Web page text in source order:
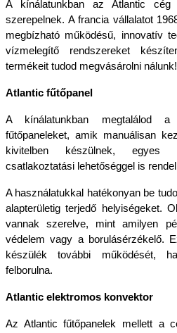
A kínálatunkban az Atlantic
szerepelnek. A francia vállalatot
megbízható működésű, innovatív
vízmelegítő rendszereket
termékeit tudod megvásárolni nálunk!
Atlantic fűtőpanel
A kínálatunkban megtalálod
fűtőpaneleket, amik manuálisan
kivitelben készülnek, egyes
csatlakoztatási lehetőséggel is
A használatukkal hatékonyan be
alapterületig terjedő helyiségeket.
vannak szerelve, mint amilyen
védelem vagy a borulásérzékelő.
készülék további működését,
felborulna.
Atlantic elektromos konvektor
Az Atlantic fűtőpanelek mellett a